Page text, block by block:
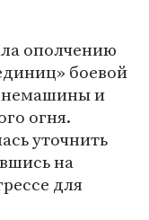
ополчению
боевой
и
огня.
уточнить
на
для